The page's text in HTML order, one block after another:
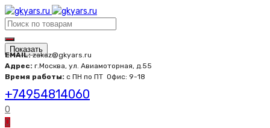
Показать
EMAIL:zakaz@gkyars.ru
Адрес: г.Москва, ул. Авиамоторная, д.55
Время работы: с ПН по ПТ Офис: 9-18
+74954814060
0
0